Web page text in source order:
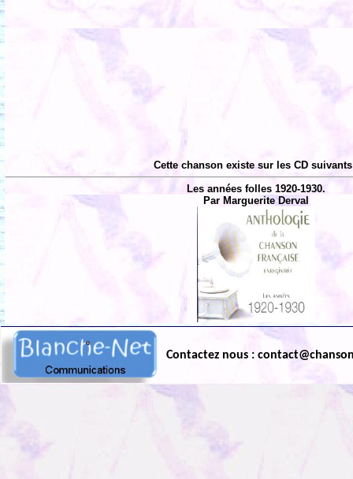
Cette chanson existe sur les CD
Les années folles 1920-1930.
Par Marguerite Derval
Contactez nous :